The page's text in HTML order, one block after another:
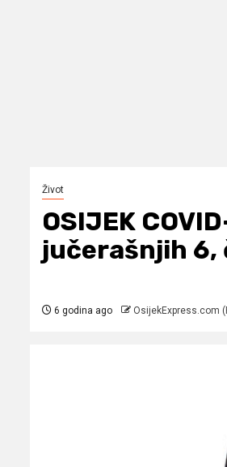
Život
OSIJEK
jučerašnjih 6,
6 godina ago OsijekExpress.com